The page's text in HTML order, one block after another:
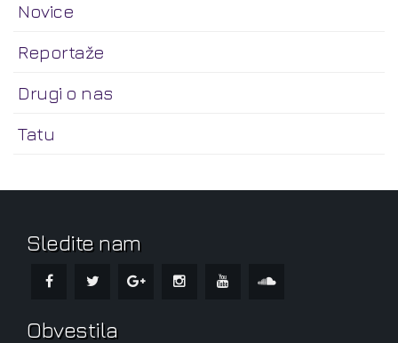
Novice
Reportaže
Drugi o nas
Tatu
Sledite nam
Obvestila